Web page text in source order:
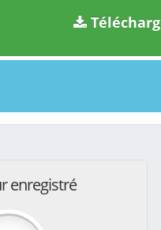
enregistré